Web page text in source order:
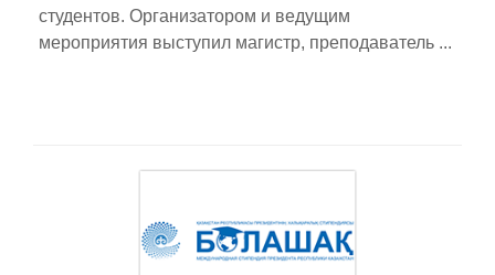
студентов. Организатором и ведущим
мероприятия выступил магистр, преподаватель ...